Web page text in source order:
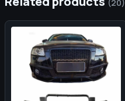
(20)